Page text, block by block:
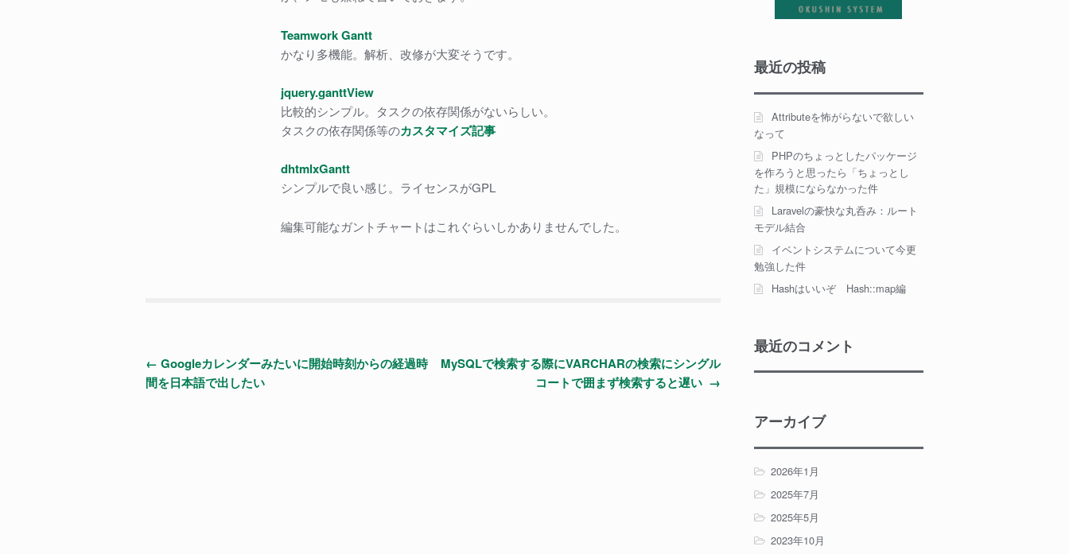
Teamwork Gantt
かなり多機能。解析、改修が大変そうです。
jquery.ganttView
比較的シンプル。タスクの依存関係がないらしい。
タスクの依存関係等のカスタマイズ記事
dhtmlxGantt
シンプルで良い感じ。ライセンスがGPL
編集可能なガントチャートはこれぐらいしかありませんでした。
投
稿
← Googleカレンダーみたいに開始時刻からの経過時
間を日本語で出したい
MySQLで検索する際にVARCHARの検索にシングル
コートで囲まず検索すると遅い →
最近の投稿
Attributeを怖がらないで欲しい
なって
PHPのちょっとしたパッケージ
を作ろうと思ったら「ちょっとし
た」規模にならなかった件
Laravelの豪快な丸呑み：ルート
モデル結合
イベントシステムについて今更
勉強した件
Hashはいいぞ Hash::map編
最近のコメント
アーカイブ
2026年1月
2025年7月
2025年5月
2023年10月